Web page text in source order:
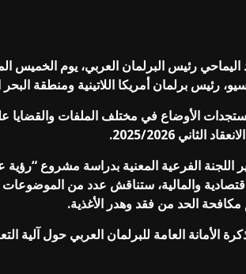
رئيس برلمان أمريكا اللاتينية ومنطقة البحر
الأوضاع في مختلف الملفات والقضايا
2025/2026.
الفرعية المعنية بدراسة مشروع “رؤية
والمالية، ستناقش عدد من الموضوعات
العامة للبرلمان العربي حول آلية